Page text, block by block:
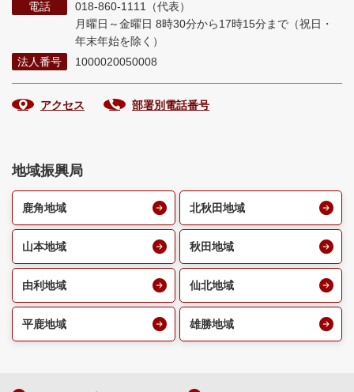
電話
018-860-1111（代表）
月曜日～金曜日 8時30分から17時15分まで （祝日・
年末年始を除く）
法人番号
1000020050008
アクセス 部署別電話番号
地域振興局
鹿角地域 北秋田地域
山本地域 秋田地域
由利地域 仙北地域
平鹿地域 雄勝地域